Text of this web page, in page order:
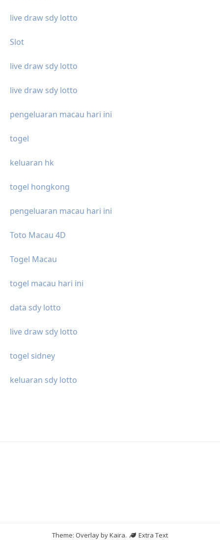
live draw sdy lotto
Slot
live draw sdy lotto
live draw sdy lotto
pengeluaran macau hari ini
togel
keluaran hk
togel hongkong
pengeluaran macau hari ini
Toto Macau 4D
Togel Macau
togel macau hari ini
data sdy lotto
live draw sdy lotto
togel sidney
keluaran sdy lotto
Theme: Overlay byKaira. Extra Text